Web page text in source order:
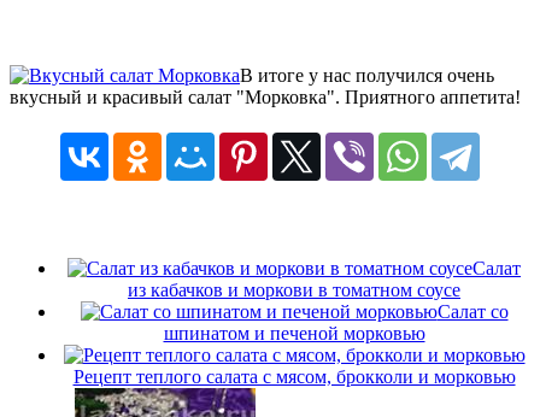
В итоге у нас получился очень
вкусный и красивый салат "Морковка". Приятного аппетита!
Салат
из кабачков и моркови в томатном соусе
Салат со
шпинатом и печеной морковью
Рецепт теплого салата с мясом, брокколи и морковью